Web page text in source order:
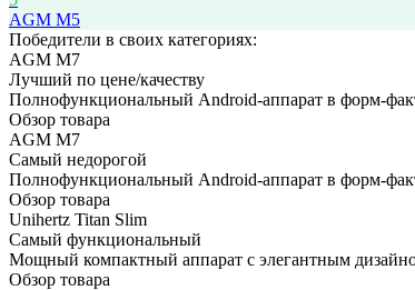
AGM M5
Победители в cвоих категориях:
AGM M7
Лучший по цене/качеству
Полнофункциональный Android-аппарат в форм-
Обзор товара
AGM M7
Самый недорогой
Полнофункциональный Android-аппарат в форм-
Обзор товара
Unihertz Titan Slim
Самый функциональный
Мощный компактный аппарат с элегантным
Обзор товара